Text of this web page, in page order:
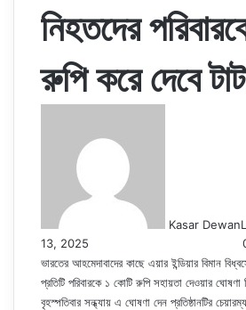
নিহতদের
রুপি করে দেবে
Kasar Dewan
13, 2025
ভারতের আহমেদাবাদের কাছে এয়ার ইন্ডিয়ার বিমান
প্রতিটি পরিবারকে ১ কোটি রুপি সহায়তা দেওয়ার
বৃহস্পতিবার সন্ধ্যায় এ ঘোষণা দেন প্রতিষ্ঠানটির